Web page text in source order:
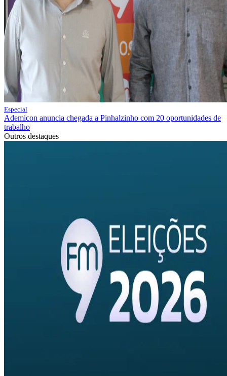
Especial
Ademicon anuncia chegada a Pinhalzinho com 20 oportunidades de
trabalho
Outros destaques